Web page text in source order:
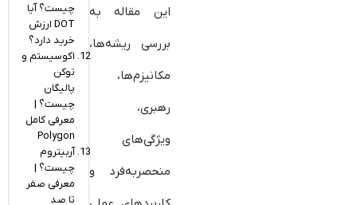
این مقاله به
بررسی ریشه‌ها،
مکانیزم‌ها،
رهبری،
ویژگی‌های
منحصربه‌فرد و
چیست؟ آیا
DOT ارزش
خرید دارد؟
اکوسیستم و
توکن
پالیگان
چیست؟ |
معرفی کامل
Polygon
آربیتروم
چیست؟ |
معرفی صفر
تا صد